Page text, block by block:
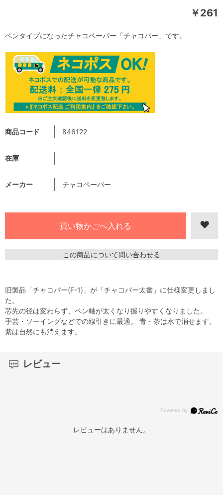
￥261
商品コード 846122
在庫
メーカー チャコペーパー
この商品について問い合わせる
ペンタイプになったチャコペーパー「チャコパー」です。
旧製品「チャコパー(F-1)」が「チャコパー太書」に仕様変更しまし
た。
芯先の径は変わらず、ペン軸が太くなり握りやすくなりました。
手芸・ソーイングなどでの線引きに最適。 青・茶は水で消せます。
紫は自然にも消えます。
レビュー
レビューはありません。